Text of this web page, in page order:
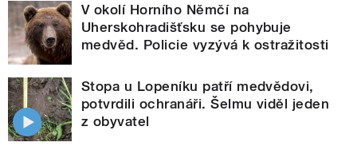
V okolí Horního Němčí na
Uherskohradišťsku se pohybuje
medvěd. Policie vyzývá k ostražitosti
Stopa u Lopeníku patří medvědovi,
potvrdili ochranáři. Šelmu viděl jeden
z obyvatel